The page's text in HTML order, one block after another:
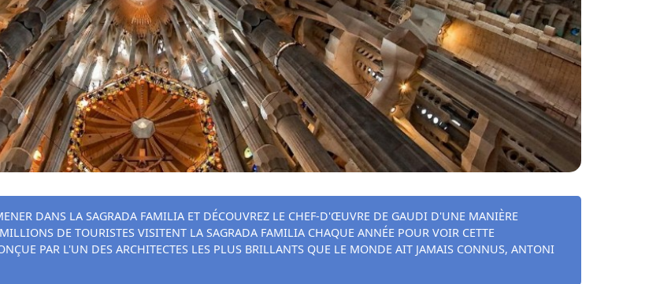
DANS LA SAGRADA FAMILIA ET DÉCOUVREZ LE CHEF-D'ŒUVRE DE GAUDI D'UNE MANIÈRE
DE TOURISTES VISITENT LA SAGRADA FAMILIA CHAQUE ANNÉE POUR VOIR CETTE
PAR L'UN DES ARCHITECTES LES PLUS BRILLANTS QUE LE MONDE AIT JAMAIS CONNUS, ANTONI